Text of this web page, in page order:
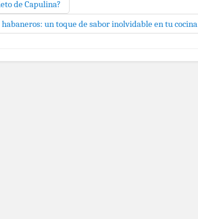
de Capulina?
habaneros: un toque de sabor inolvidable en tu cocina